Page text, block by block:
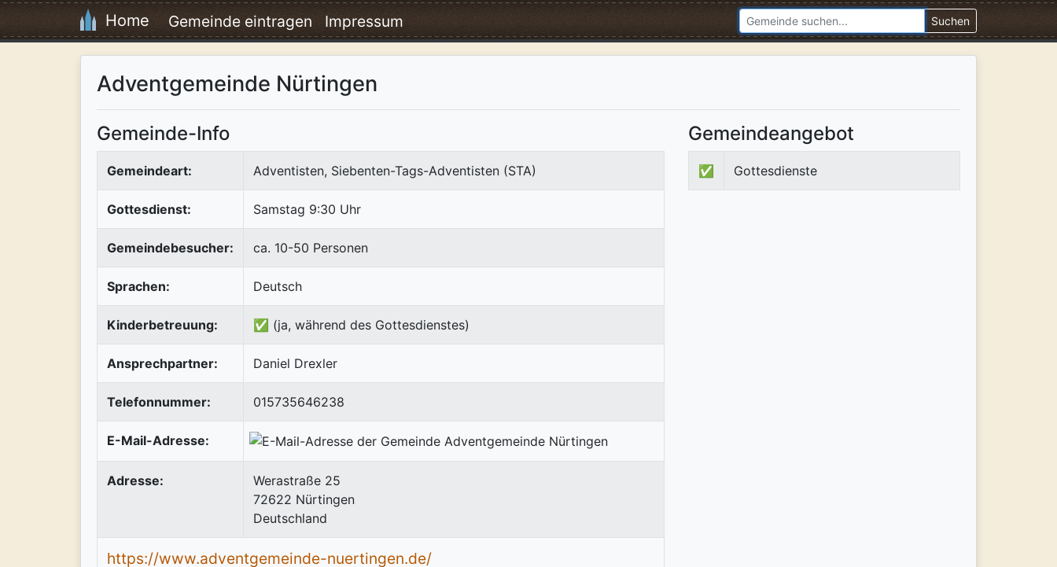
Home Gemeinde eintragen Impressum Suchen
Adventgemeinde Nürtingen
Gemeinde-Info
Gemeindeart: Adventisten, Siebenten-Tags-Adventisten (STA)
Gottesdienst: Samstag 9:30 Uhr
Gemeindebesucher: ca. 10-50 Personen
Sprachen: Deutsch
Kinderbetreuung: ✅ (ja, während des Gottesdienstes)
Ansprechpartner: Daniel Drexler
Telefonnummer: 015735646238
E-Mail-Adresse:
Adresse:
Werastraße 25
72622 Nürtingen
Deutschland
https://www.adventgemeinde-nuertingen.de/
Gemeindeangebot
✅ Gottesdienste